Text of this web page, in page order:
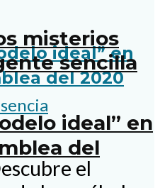
ideal” en
del
misterios
sencilla
el